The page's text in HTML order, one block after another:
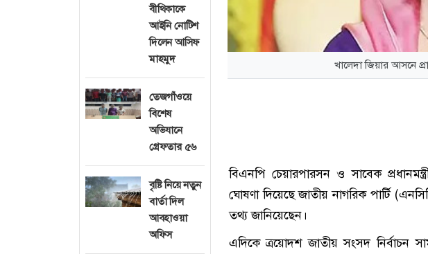
বীথিকাকে
আইনি নোটিশ
দিলেন আসিফ
মাহমুদ
তেজগাঁওয়ে
বিশেষ
অভিযানে
গ্রেফতার ৫৬
বৃষ্টি নিয়ে নতুন
বার্তা দিল
আবহাওয়া
অফিস
খালেদা জিয়ার আসনে
বিএনপি চেয়ারপারসন ও সাবেক
ঘোষণা দিয়েছে জাতীয় নাগরিক পার্টি
তথ্য জানিয়েছেন।
এদিকে ত্রয়োদশ জাতীয় সংসদ নির্বাচন